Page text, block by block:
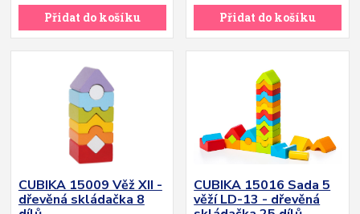
Přidat do košíku Přidat do košíku
CUBIKA 15009 Věž XII -
dřevěná skládačka 8
CUBIKA 15016 Sada 5
věží LD-13 - dřevěná